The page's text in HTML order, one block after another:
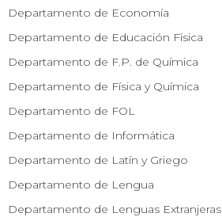
Departamento de Economía
Departamento de Educación Física
Departamento de F.P. de Química
Departamento de Física y Química
Departamento de FOL
Departamento de Informática
Departamento de Latín y Griego
Departamento de Lengua
Departamento de Lenguas Extranjeras